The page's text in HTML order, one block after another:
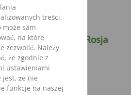
treści.
może sam
na które
zezwolić. Należy
że zgodnie z
ustawieniami
jest, że nie
funkcje na naszej
Na świecie
Europa
Rosja
Afryka
/ Nowa Zelandia
Południowa